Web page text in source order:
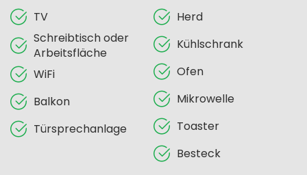
TV
Schreibtisch oder
Arbeitsfläche
WiFi
Balkon
Türsprechanlage
Herd
Kühlschrank
Ofen
Mikrowelle
Toaster
Besteck